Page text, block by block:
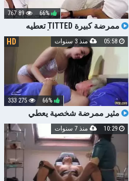
ممرضة كبيرة TITTED تعطيه
الفياجرا عن طريق الخطأ
66%
89 767
مثير ممرضة شخصية يعطي
اللسان والملاعين رجل عجوز جدا
66%
275 333
05:58 منذ 3 سنوات HD
10:29 منذ 7 سنوات